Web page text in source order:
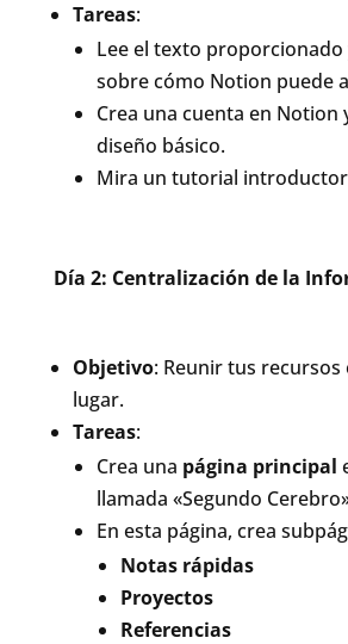
Tareas:
Lee el texto
sobre cómo Notion puede
Crea una cuenta en Notion
diseño básico.
Mira un tutorial
Día 2: Centralización de la
Objetivo: Reunir tus recursos
lugar.
Tareas:
Crea una página principal
llamada «Segundo
En esta página, crea
Notas rápidas
Proyectos
Referencias